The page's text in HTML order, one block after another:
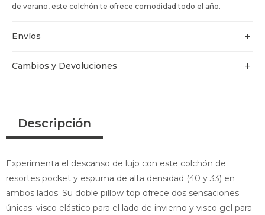
de verano, este colchón te ofrece comodidad todo el año.
Envíos
Cambios y Devoluciones
Descripción
Experimenta el descanso de lujo con este colchón de
resortes pocket y espuma de alta densidad (40 y 33) en
ambos lados. Su doble pillow top ofrece dos sensaciones
únicas: visco elástico para el lado de invierno y visco gel para